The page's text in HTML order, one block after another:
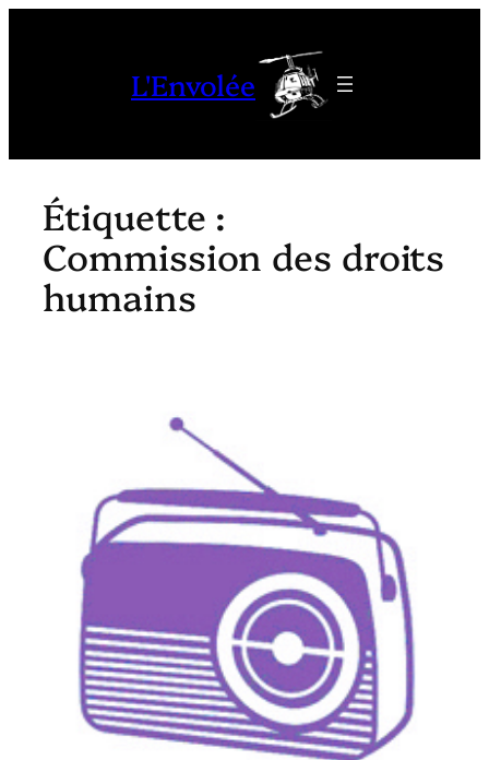
L'Envolée
Étiquette :
Commission des droits
humains